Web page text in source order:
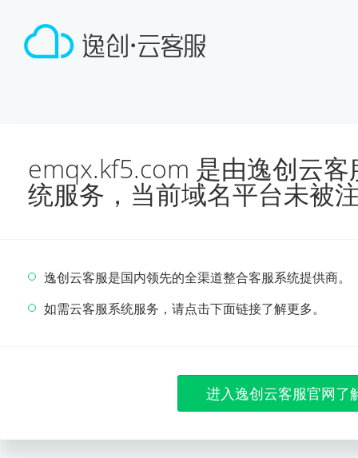
emqx.kf5.com 是由逸创云
统服务，当前域名平台未被
逸创云客服是国内领先的全渠道整合客服系统提供商。
如需云客服系统服务，请点击下面链接了解更多。
进入逸创云客服官网了